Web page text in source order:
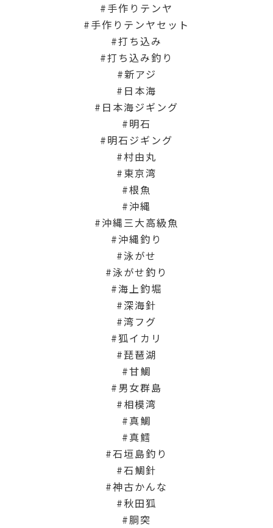
手作りテンヤ
手作りテンヤセット
打ち込み
打ち込み釣り
新アジ
日本海
日本海ジギング
明石
明石ジギング
村由丸
東京湾
根魚
沖縄
沖縄三大高級魚
沖縄釣り
泳がせ
泳がせ釣り
海上釣堀
深海針
湾フグ
狐イカリ
琵琶湖
甘鯛
男女群島
相模湾
真鯛
真鱈
石垣島釣り
石鯛針
神古かんな
秋田狐
胴突